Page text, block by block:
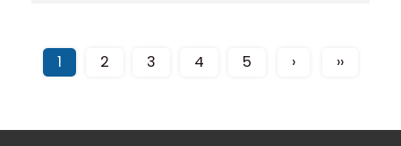
1 2 3 4 5 › ››